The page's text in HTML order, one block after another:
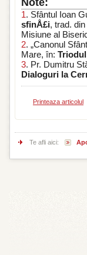
1. Sfântul Ioan
sfinÅ£i, trad.
Misiune al
2. „Canonul
Mare, în: Triodul
3. Pr. Dumitru
Dialoguri la
Printeaza articolul
Te afli aici: